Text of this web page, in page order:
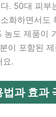
. 50대 피부
화하면서도
농도 제품이
이 포함된
요.
과 효과